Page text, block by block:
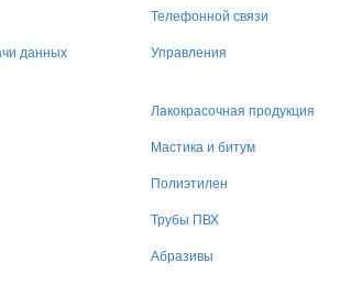
Телефонной связи
данных
Управления
Лакокрасочная продукция
Мастика и битум
Полиэтилен
Трубы ПВХ
Абразивы